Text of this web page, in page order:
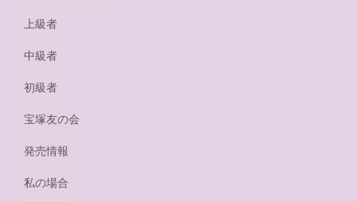
上級者
中級者
初級者
宝塚友の会
発売情報
私の場合